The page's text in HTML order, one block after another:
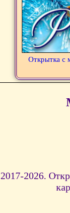
Открытка с
2017-2026.